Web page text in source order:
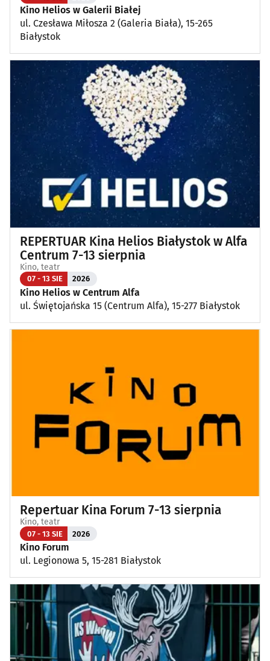
Plenerowe, festyny(12)
Dla dzieci(3)
Targi, konferencje(8)
Wykłady, pokazy, imprezy okolicznościowe (13)
Poza Białymstokiem (1)
Kino Helios w Galerii Białej
ul. Czesława Miłosza 2 (Galeria Biała), 15-265
Białystok
REPERTUAR Kina Helios Białystok w Alfa
Centrum 7-13 sierpnia
Kino, teatr
07 - 13 SIE 2026
Kino Helios w Centrum Alfa
ul. Świętojańska 15 (Centrum Alfa), 15-277 Białystok
Repertuar Kina Forum 7-13 sierpnia
Kino, teatr
07 - 13 SIE 2026
Kino Forum
ul. Legionowa 5, 15-281 Białystok